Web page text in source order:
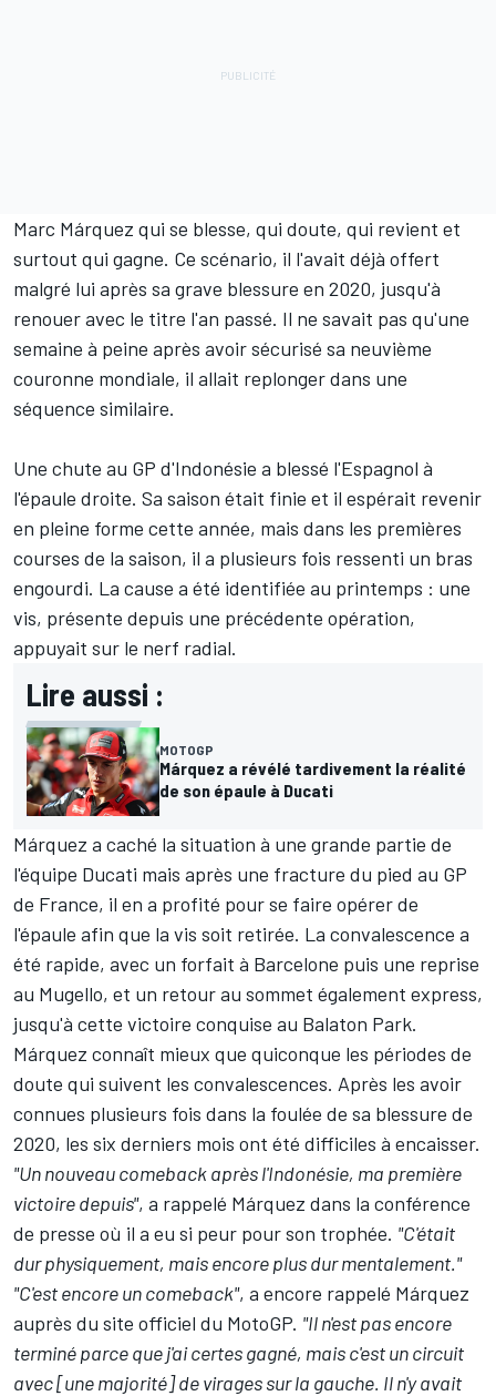
Marc Márquez qui se blesse, qui doute, qui revient et
surtout qui gagne. Ce scénario, il l'avait déjà offert
malgré lui après sa grave blessure en 2020, jusqu'à
renouer avec le titre l'an passé. Il ne savait pas qu'une
semaine à peine après avoir sécurisé sa neuvième
couronne mondiale, il allait replonger dans une
séquence similaire.
Une chute au GP d'Indonésie a blessé l'Espagnol à
l'épaule droite. Sa saison était finie et il espérait revenir
en pleine forme cette année, mais dans les premières
courses de la saison, il a plusieurs fois ressenti un bras
engourdi. La cause a été identifiée au printemps : une
vis, présente depuis une précédente opération,
appuyait sur le nerf radial.
Lire aussi :
MOTOGP
Márquez a révélé tardivement la réalité
de son épaule à Ducati
Márquez a caché la situation à une grande partie de
l'équipe Ducati mais après une fracture du pied au GP
de France, il en a profité pour se faire opérer de
l'épaule afin que la vis soit retirée. La convalescence a
été rapide, avec un forfait à Barcelone puis une reprise
au Mugello, et un retour au sommet également express,
jusqu'à cette victoire conquise au Balaton Park.
Márquez connaît mieux que quiconque les périodes de
doute qui suivent les convalescences. Après les avoir
connues plusieurs fois dans la foulée de sa blessure de
2020, les six derniers mois ont été difficiles à encaisser.
"Un nouveau comeback après l'Indonésie, ma première
victoire depuis", a rappelé Márquez dans la conférence
de presse où il a eu si peur pour son trophée. "C'était
dur physiquement, mais encore plus dur mentalement."
"C'est encore un comeback", a encore rappelé Márquez
auprès du site officiel du MotoGP. "Il n'est pas encore
terminé parce que j'ai certes gagné, mais c'est un circuit
avec [une majorité] de virages sur la gauche. Il n'y avait